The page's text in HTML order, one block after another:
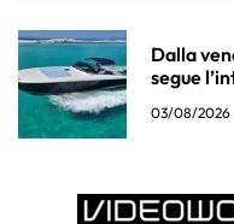
Dalla
segue
03/08/2026